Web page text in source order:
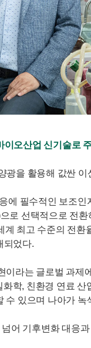
이오산업 신기술로
광을 활용해 값싼
에 필수적인 보조
로 선택적으로 전
최고 수준의 전
되었다.
이라는 글로벌 과
학, 친환경 연료
수 있으며 나아가
어 기후변화 대응